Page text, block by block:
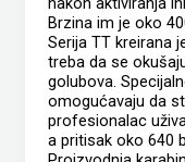
Brzina im je oko
Serija TT kreirana
treba da se
golubova.
omogućavaju da
profesionalac
a pritisak oko 640